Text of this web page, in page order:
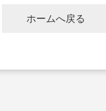
ホームへ戻る